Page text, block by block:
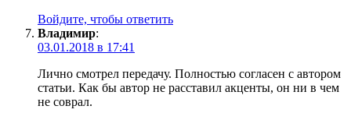
Войдите, чтобы ответить
Владимир:
03.01.2018 в 17:41
Лично смотрел передачу. Полностью согласен с автором
статьи. Как бы автор не расставил акценты, он ни в чем
не соврал.